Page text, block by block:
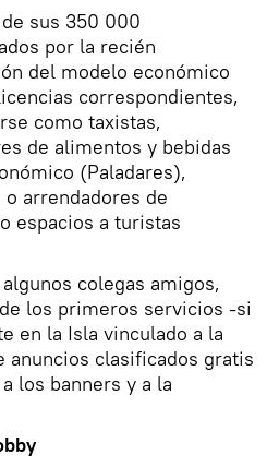
sus 350 000
por la recién
del modelo económico
correspondientes,
como taxistas,
de alimentos y bebidas
(Paladares),
arrendadores de
espacios a turistas
colegas amigos,
los primeros servicios -si
en la Isla vinculado a la
anuncios clasificados gratis
los banners y a la